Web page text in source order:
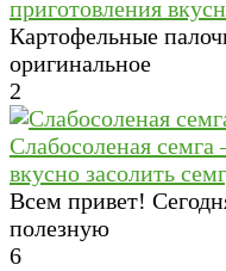
приготовления
Картофельные
оригинальное
2
Слабосоленая
вкусно засолить
Всем привет!
полезную
6